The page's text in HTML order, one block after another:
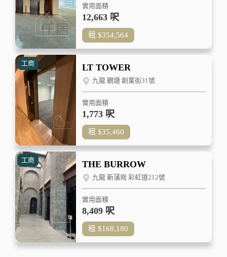
實用面積
12,663 呎
租 $354,564
工商 LT TOWER
九龍 觀塘 創業街31號
實用面積
1,773 呎
租 $35,460
工商 THE BURROW
九龍 新蒲崗 彩虹道212號
實用面積
8,409 呎
租 $168,180